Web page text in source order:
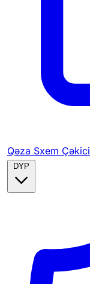
Qəza Sxem Çəkici
DYP